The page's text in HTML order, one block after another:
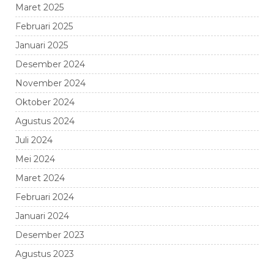
Maret 2025
Februari 2025
Januari 2025
Desember 2024
November 2024
Oktober 2024
Agustus 2024
Juli 2024
Mei 2024
Maret 2024
Februari 2024
Januari 2024
Desember 2023
Agustus 2023